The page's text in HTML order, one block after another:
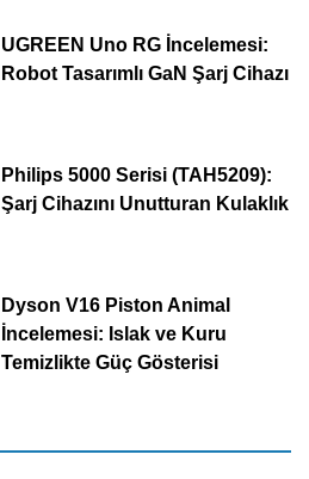
UGREEN Uno RG İncelemesi:
Robot Tasarımlı GaN Şarj Cihazı
Philips 5000 Serisi (TAH5209):
Şarj Cihazını Unutturan Kulaklık
Dyson V16 Piston Animal
İncelemesi: Islak ve Kuru
Temizlikte Güç Gösterisi